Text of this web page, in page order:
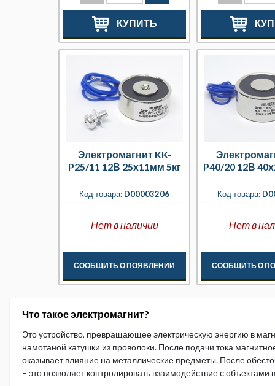
КУПИТЬ
Электромагнит KK-
P25/11 12В 25х11мм 5кг
Код товара: D00003206
Нет в наличии
СООБЩИТЬ О ПОЯВЛЕНИИ
P40/20 12В
Код товара:
Нет в
СООБЩИТЬ О
Что такое электромагнит?
Это устройство, превращающее электрическую энергию в
намотаной катушки из проволоки. После подачи тока
оказывает влияние на металлические предметы. После
– это позволяет контролировать взаимодействие с